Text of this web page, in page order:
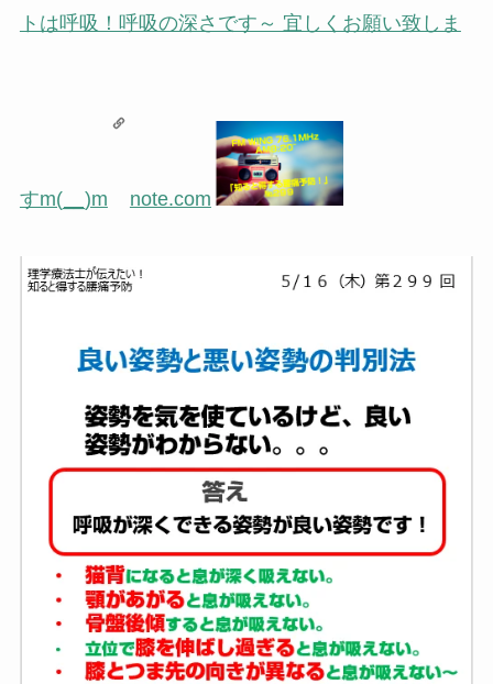
トは呼吸！呼吸の深さです～ 宜しくお願い致しま
すm(__)m note.com